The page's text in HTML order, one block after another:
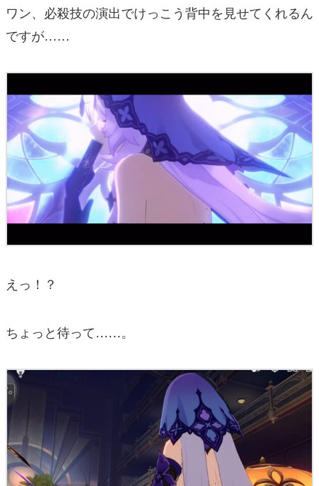
ワン、必殺技の演出でけっこう背中を見せてくれるん
ですが……
えっ！？
ちょっと待って……。